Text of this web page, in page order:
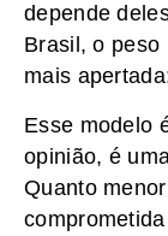
depende
Brasil, o peso
mais
Esse modelo
opinião, é
Quanto